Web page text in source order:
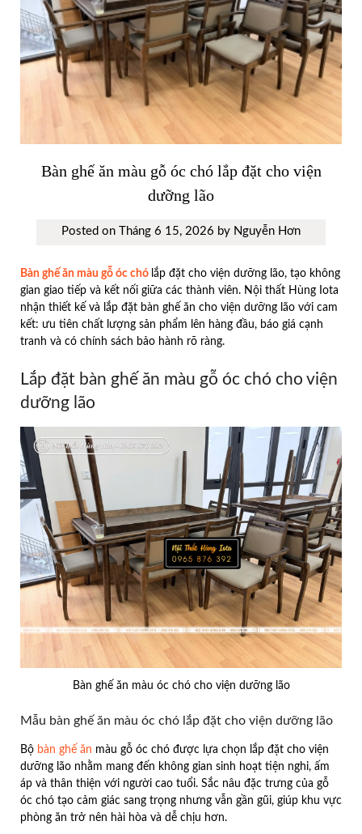
Bàn ghế ăn màu gỗ óc chó lắp đặt cho viện
dưỡng lão
Posted on Tháng 6 15, 2026 by Nguyễn Hơn
Bàn ghế ăn màu gỗ óc chó lắp đặt cho viện dưỡng lão, tạo không
gian giao tiếp và kết nối giữa các thành viên. Nội thất Hùng Iota
nhận thiết kế và lắp đặt bàn ghế ăn cho viện dưỡng lão với cam
kết: ưu tiên chất lượng sản phẩm lên hàng đầu, báo giá cạnh
tranh và có chính sách bảo hành rõ ràng.
Lắp đặt bàn ghế ăn màu gỗ óc chó cho viện
dưỡng lão
Bàn ghế ăn màu óc chó cho viện dưỡng lão
Mẫu bàn ghế ăn màu óc chó lắp đặt cho viện dưỡng lão
Bộ bàn ghế ăn màu gỗ óc chó được lựa chọn lắp đặt cho viện
dưỡng lão nhằm mang đến không gian sinh hoạt tiện nghi, ấm
áp và thân thiện với người cao tuổi. Sắc nâu đặc trưng của gỗ
óc chó tạo cảm giác sang trọng nhưng vẫn gần gũi, giúp khu vực
phòng ăn trở nên hài hòa và dễ chịu hơn.